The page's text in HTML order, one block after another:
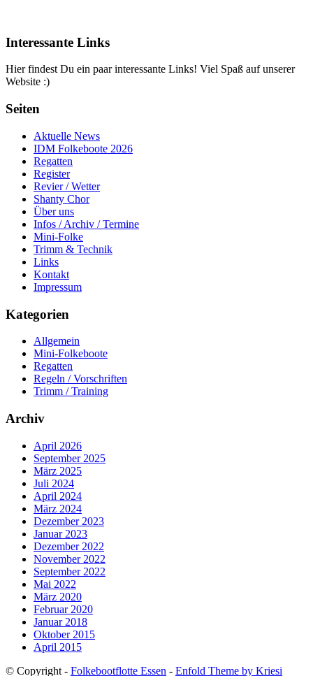
Interessante Links
Hier findest Du ein paar interessante Links! Viel Spaß auf unserer
Website :)
Seiten
Aktuelle News
IDM Folkeboote 2026
Regatten
Register
Revier / Wetter
Shanty Chor
Über uns
Infos / Archiv / Termine
Mini-Folke
Trimm & Technik
Links
Kontakt
Impressum
Kategorien
Allgemein
Mini-Folkeboote
Regatten
Regeln / Vorschriften
Trimm / Training
Archiv
April 2026
September 2025
März 2025
Juli 2024
April 2024
März 2024
Dezember 2023
Januar 2023
Dezember 2022
November 2022
September 2022
Mai 2022
März 2020
Februar 2020
Januar 2018
Oktober 2015
April 2015
© Copyright - Folkebootflotte Essen - Enfold Theme by Kriesi